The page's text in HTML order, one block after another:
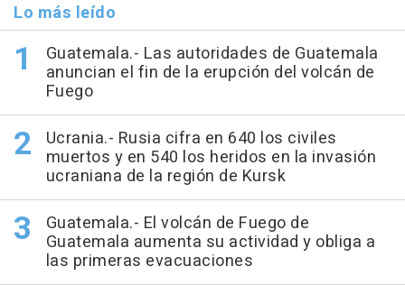
Lo más leído
Guatemala.- Las autoridades de Guatemala
anuncian el fin de la erupción del volcán de
Fuego
Ucrania.- Rusia cifra en 640 los civiles
muertos y en 540 los heridos en la invasión
ucraniana de la región de Kursk
Guatemala.- El volcán de Fuego de
Guatemala aumenta su actividad y obliga a
las primeras evacuaciones